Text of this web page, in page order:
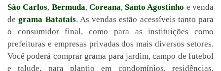
São Carlos, Bermuda, Coreana,Santo Agostinho e venda
degrama Batatais. As vendas estão acessíveis tanto para
o consumidor final, como para as instituições como
prefeituras e empresas privadas dos mais diversos setores.
Você poderá comprar grama para jardim, campo de futebol
e talude, para plantio em condomínios, residências,